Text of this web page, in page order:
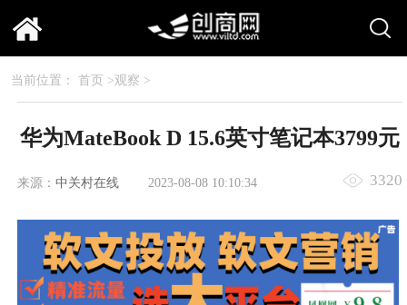
当前位置： 首页 >观察 >
华为MateBook D 15.6英寸笔记本3799元
来源： 中关村在线 2023-08-08 10:10:34 3320